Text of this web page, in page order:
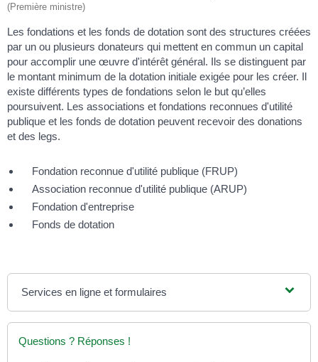
(Première ministre)
Les fondations et les fonds de dotation sont des structures créées
par un ou plusieurs donateurs qui mettent en commun un capital
pour accomplir une œuvre d'intérêt général. Ils se distinguent par
le montant minimum de la dotation initiale exigée pour les créer. Il
existe différents types de fondations selon le but qu’elles
poursuivent. Les associations et fondations reconnues d'utilité
publique et les fonds de dotation peuvent recevoir des donations
et des legs.
Fondation reconnue d'utilité publique (FRUP)
Association reconnue d'utilité publique (ARUP)
Fondation d'entreprise
Fonds de dotation
Services en ligne et formulaires
Questions ? Réponses !